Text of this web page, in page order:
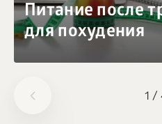
1 /
Питание после
для похудения